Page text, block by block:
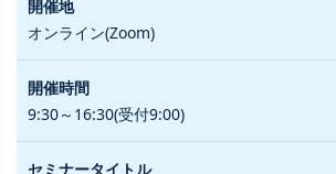
オンライン(Zoom)
9:30～16:30(受付9:00)